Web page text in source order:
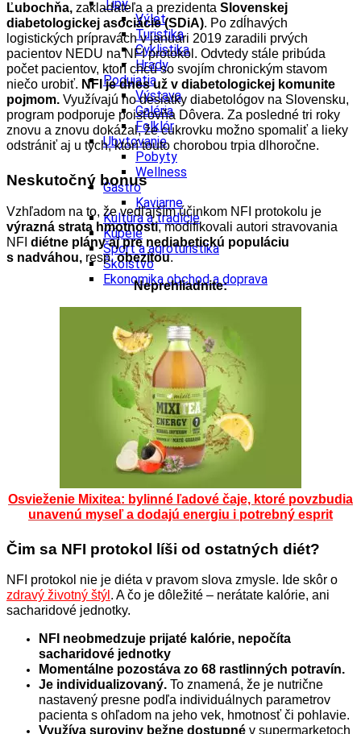
Tipy
Výlet
Turistika
Cyklistika
Hrady
Podujatia
Výstava
Galéria
Folklór
Ubytovanie
Pobyty
Wellness
Gastro
Kaviarne
Kultúra a tradície
Kúpele
Šport a agroturistika
Školstvo
Ekonomika obchod a doprava
Ľubochňa, zakladateľa a prezidenta Slovenskej
diabetologickej asociácie (SDiA). Po zdĺhavých
logistických prípravách v januári 2019 zaradili prvých
pacientov NEDU na NFI protokol. Odvtedy stále pribúda
počet pacientov, ktorí chcú so svojím chronickým stavom
niečo urobiť. NFI je dnes už v diabetologickej komunite
pojmom. Využívajú ho desiatky diabetológov na Slovensku,
program podporuje poisťovňa Dôvera. Za posledné tri roky
znovu a znovu dokázal, že cukrovku možno spomaliť a lieky
odstrániť aj u tých, ktorí touto chorobou trpia dlhoročne.
Neskutočný bonus
Vzhľadom na to, že vedľajším účinkom NFI protokolu je
výrazná strata hmotnosti, modifikovali autori stravovania
NFI diétne plány aj pre nediabetickú populáciu
s nadváhou, resp.obezitou.
Neprehliadnite:
Osvieženie Mixitea: bylinné ľadové čaje, ktoré povzbudia
unavenú myseľ a dodajú energiu i potrebný esprit
Čim sa NFI protokol líši od ostatných diét?
NFI protokol nie je diéta v pravom slova zmysle. Ide skôr o
zdravý životný štýl . A čo je dôležité – nerátate kalórie, ani
sacharidové jednotky.
NFI neobmedzuje prijaté kalórie, nepočíta
sacharidové jednotky
Momentálne pozostáva zo 68 rastlinných potravín.
Je individualizovaný. To znamená, že je nutrične
nastavený presne podľa individuálnych parametrov
pacienta s ohľadom na jeho vek, hmotnosť či pohlavie.
Využíva suroviny bežne dostupné v supermarketoch